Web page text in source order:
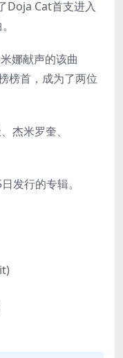
Doja Cat首支进入
娜献声的该曲
榜首，成为了两位
杰米罗奎、
发行的专辑。